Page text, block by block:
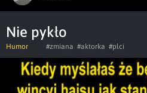
Nie pykło
Humor #zmiana #aktorka #plci